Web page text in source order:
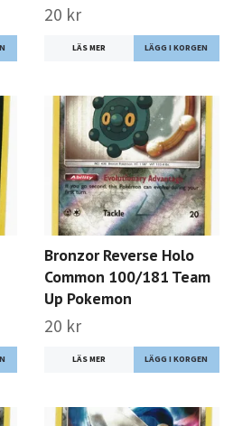
20 kr
LÄS MER
Bronzor Reverse Holo
Common 100/181 Team
Up Pokemon
20 kr
LÄS MER